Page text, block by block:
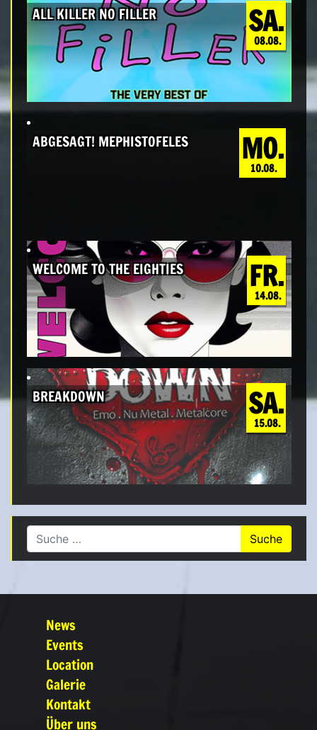
SA.
08.08.
ALL KILLER NO FILLER
MO.
10.08.
ABGESAGT! MEPHISTOFELES
FR.
14.08.
WELCOME TO THE EIGHTIES
SA.
15.08.
BREAKDOWN
Suche nach:
News
Events
Location
Galerie
Kontakt
Über uns